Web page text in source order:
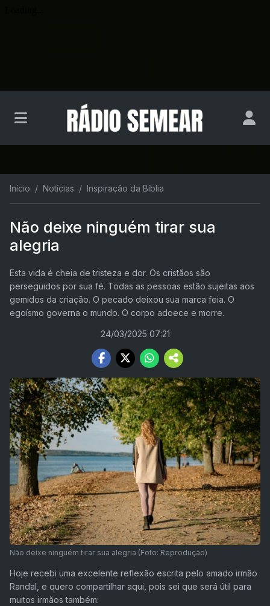
Início Notícias Inspiração da Bíblia
Não deixe ninguém tirar sua
alegria
Esta vida é cheia de tristeza e dor. Os cristãos são
perseguidos por sua fé. Todas as pessoas estão sujeitas aos
gemidos da criação. O pecado deixou sua marca feia. O
egoísmo governa o mundo. O corpo adoece e morre.
24/03/2025 07:21
Não deixe ninguém tirar sua alegria (Foto: Reprodução)
Hoje recebi uma excelente reflexão escrita pelo amado irmão
Randal, e quero compartilhar aqui, pois sei que será útil para
muitos irmãos também: